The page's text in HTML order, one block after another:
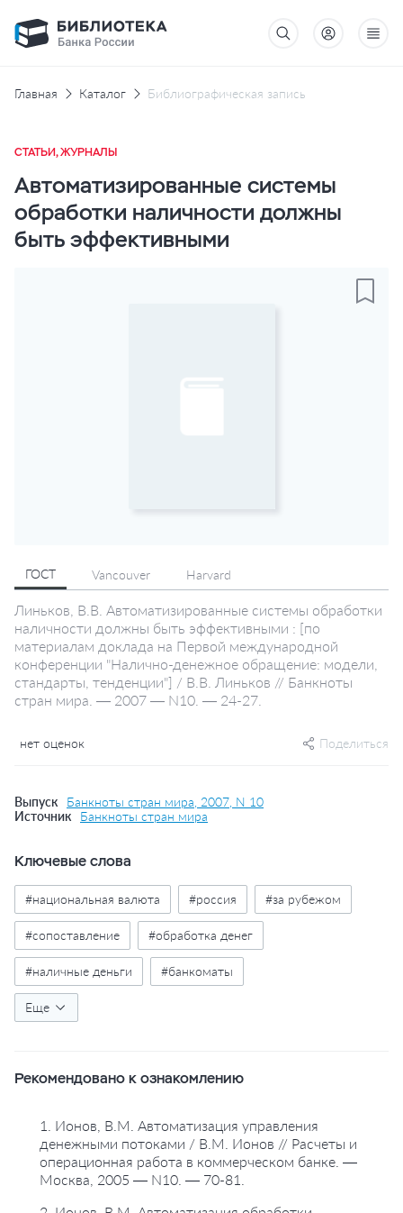
Главная Каталог Библиографическая запись
СТАТЬИ, ЖУРНАЛЫ
Автоматизированные системы
обработки наличности должны
быть эффективными
ГОСТ Vancouver Harvard
Линьков, В.В. Автоматизированные системы обработки
наличности должны быть эффективными : [по
материалам доклада на Первой международной
конференции "Налично-денежное обращение: модели,
стандарты, тенденции"] / В.В. Линьков // Банкноты
стран мира. — 2007 — N10. — 24-27.
нет оценок Поделиться
Выпуск
Банкноты стран мира, 2007, N 10
Источник
Банкноты стран мира
Ключевые слова
#национальная валюта #россия #за рубежом
#сопоставление #обработка денег
#наличные деньги #банкоматы
#самообслуживание
Еще
Рекомендовано к ознакомлению
1. Ионов, В.М. Автоматизация управления
денежными потоками / В.М. Ионов // Расчеты и
операционная работа в коммерческом банке. —
Москва, 2005 — N10. — 70-81.